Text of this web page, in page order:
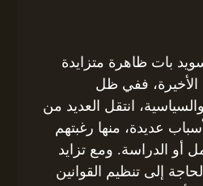
بات ظاهرة متزايدة
الأخيرة، ففي ظل
انتقل العديد من
عديدة، منها رغبتهم
أو الدراسة. ومع تزايد
إلى تنظيم القوانين